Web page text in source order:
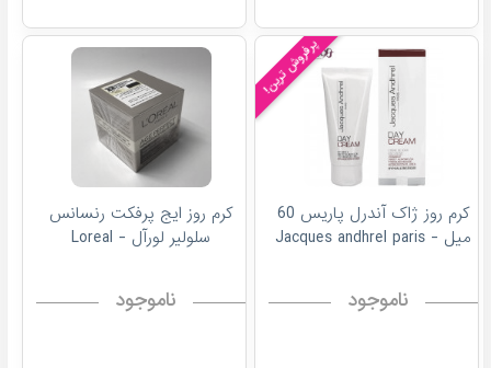
پرفروش ترین!
کرم روز ژاک آندرل پاریس 60
میل - Jacques andhrel paris
ناموجود
كرم روز ایج پرفکت رنسانس
سلولیر لورآل - Loreal
ناموجود